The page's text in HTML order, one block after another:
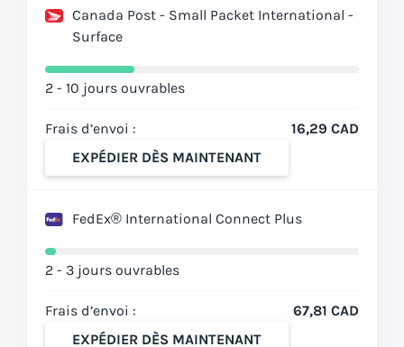
Canada Post - Small Packet International -
Surface
2 - 10 jours ouvrables
Frais d’envoi :
16,29 CAD
EXPÉDIER DÈS MAINTENANT
FedEx® International Connect Plus
2 - 3 jours ouvrables
Frais d’envoi :
67,81 CAD
EXPÉDIER DÈS MAINTENANT